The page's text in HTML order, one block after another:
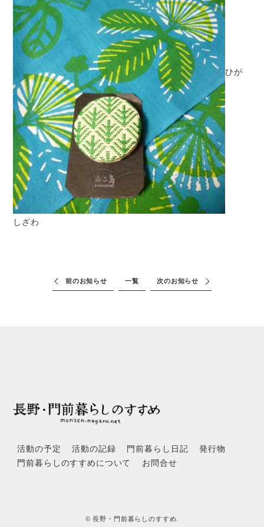
ひが
しざわ
前のお知らせ 一覧 次のお知らせ
活動の予定 活動の記録 門前暮らし日記
発行物
門前暮らしのすすめについて
お問合せ
© 長野・門前暮らしのすすめ.